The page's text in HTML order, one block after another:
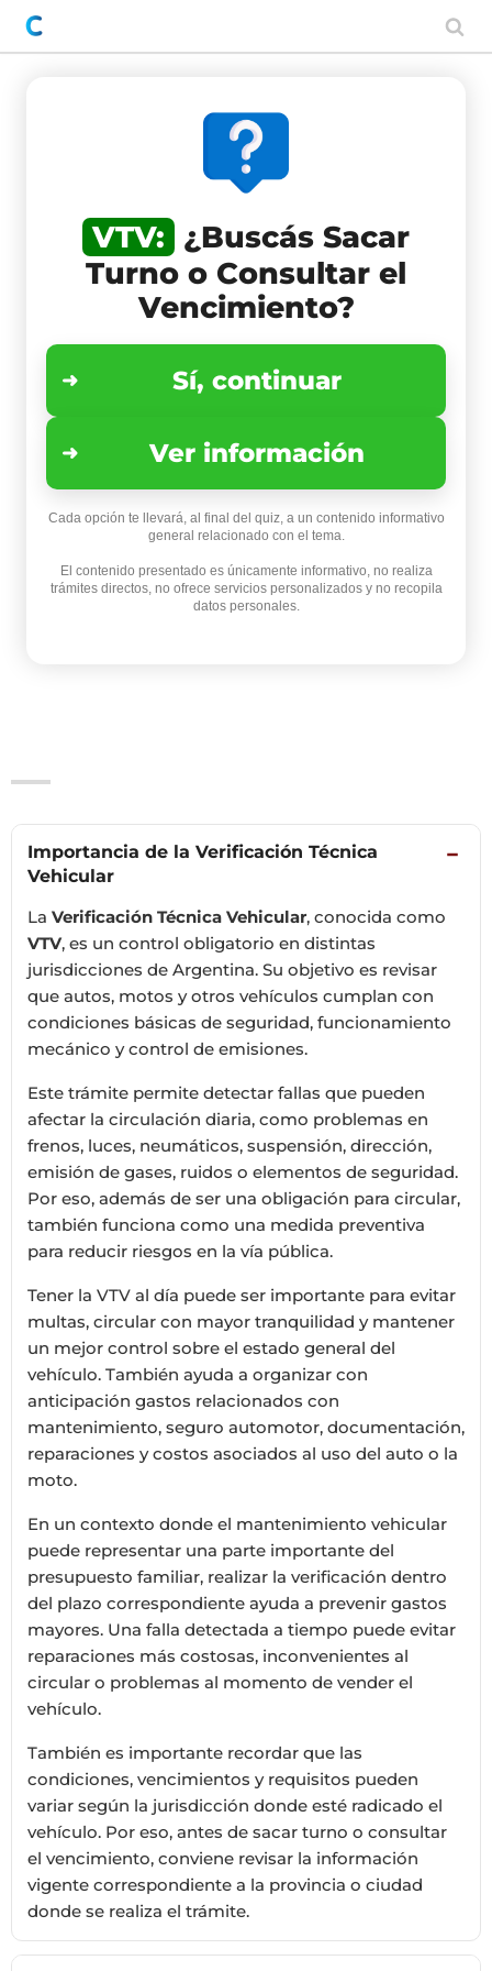
Saltar
VTV: ¿Buscás Sacar
Turno o Consultar el
Vencimiento?
Sí, continuar
Ver información
Cada opción te llevará, al final del quiz, a un contenido informativo
general relacionado con el tema.
El contenido presentado es únicamente informativo, no realiza
trámites directos, no ofrece servicios personalizados y no recopila
datos personales.
Importancia de la Verificación Técnica
Vehicular
−
La Verificación Técnica Vehicular, conocida como
VTV, es un control obligatorio en distintas
jurisdicciones de Argentina. Su objetivo es revisar
que autos, motos y otros vehículos cumplan con
condiciones básicas de seguridad, funcionamiento
mecánico y control de emisiones.
Este trámite permite detectar fallas que pueden
afectar la circulación diaria, como problemas en
frenos, luces, neumáticos, suspensión, dirección,
emisión de gases, ruidos o elementos de seguridad.
Por eso, además de ser una obligación para circular,
también funciona como una medida preventiva
para reducir riesgos en la vía pública.
Tener la VTV al día puede ser importante para evitar
multas, circular con mayor tranquilidad y mantener
un mejor control sobre el estado general del
vehículo. También ayuda a organizar con
anticipación gastos relacionados con
mantenimiento, seguro automotor, documentación,
reparaciones y costos asociados al uso del auto o la
moto.
En un contexto donde el mantenimiento vehicular
puede representar una parte importante del
presupuesto familiar, realizar la verificación dentro
del plazo correspondiente ayuda a prevenir gastos
mayores. Una falla detectada a tiempo puede evitar
reparaciones más costosas, inconvenientes al
circular o problemas al momento de vender el
vehículo.
También es importante recordar que las
condiciones, vencimientos y requisitos pueden
variar según la jurisdicción donde esté radicado el
vehículo. Por eso, antes de sacar turno o consultar
el vencimiento, conviene revisar la información
vigente correspondiente a la provincia o ciudad
donde se realiza el trámite.